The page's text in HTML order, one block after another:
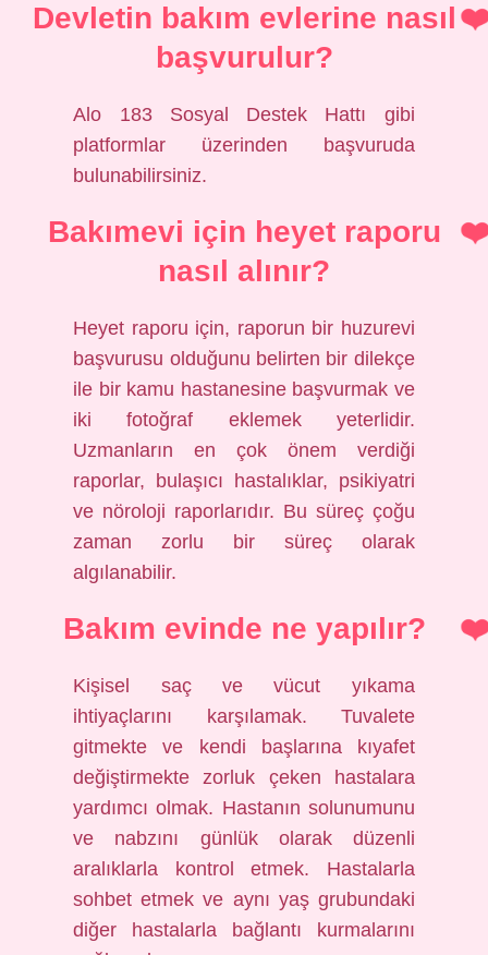
Devletin bakım evlerine nasıl
başvurulur?
Alo 183 Sosyal Destek Hattı gibi
platformlar üzerinden başvuruda
bulunabilirsiniz.
Bakımevi için heyet raporu
nasıl alınır?
Heyet raporu için, raporun bir huzurevi
başvurusu olduğunu belirten bir dilekçe
ile bir kamu hastanesine başvurmak ve
iki fotoğraf eklemek yeterlidir.
Uzmanların en çok önem verdiği
raporlar, bulaşıcı hastalıklar, psikiyatri
ve nöroloji raporlarıdır. Bu süreç çoğu
zaman zorlu bir süreç olarak
algılanabilir.
Bakım evinde ne yapılır?
Kişisel saç ve vücut yıkama
ihtiyaçlarını karşılamak. Tuvalete
gitmekte ve kendi başlarına kıyafet
değiştirmekte zorluk çeken hastalara
yardımcı olmak. Hastanın solunumunu
ve nabzını günlük olarak düzenli
aralıklarla kontrol etmek. Hastalarla
sohbet etmek ve aynı yaş grubundaki
diğer hastalarla bağlantı kurmalarını